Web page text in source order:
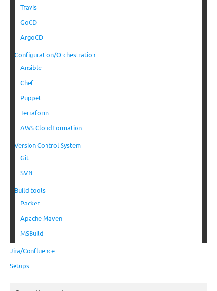
Travis
GoCD
ArgoCD
Configuration/Orchestration
Ansible
Chef
Puppet
Terraform
AWS CloudFormation
Version Control System
Git
SVN
Build tools
Packer
Apache Maven
MSBuild
Jira/Confluence
Setups